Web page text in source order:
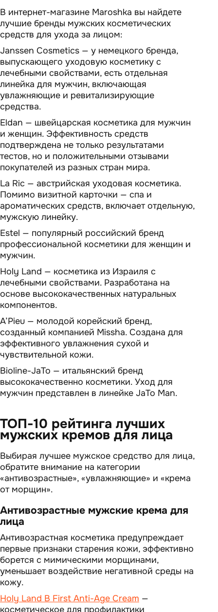
В интернет-магазине Maroshka вы найдете
лучшие бренды мужских косметических
средств для ухода за лицом:
Janssen Cosmetics — у немецкого бренда,
выпускающего уходовую косметику с
лечебными свойствами, есть отдельная
линейка для мужчин, включающая
увлажняющие и ревитализирующие
средства.
Eldan — швейцарская косметика для мужчин
и женщин. Эффективность средств
подтверждена не только результатами
тестов, но и положительными отзывами
покупателей из разных стран мира.
La Ric — австрийская уходовая косметика.
Помимо визитной карточки — спа и
ароматических средств, включает отдельную,
мужскую линейку.
Estel — популярный российский бренд
профессиональной косметики для женщин и
мужчин.
Holy Land — косметика из Израиля с
лечебными свойствами. Разработана на
основе высококачественных натуральных
компонентов.
A’Pieu — молодой корейский бренд,
созданный компанией Missha. Создана для
эффективного увлажнения сухой и
чувствительной кожи.
Bioline-JaTo — итальянский бренд
высококачественно косметики. Уход для
мужчин представлен в линейке JaTo Man.
ТОП-10 рейтинга лучших
мужских кремов для лица
Выбирая лучшее мужское средство для лица,
обратите внимание на категории
«антивозрастные», «увлажняющие» и «крема
от морщин».
Антивозрастные мужские крема для
лица
Антивозрастная косметика предупреждает
первые признаки старения кожи, эффективно
борется с мимическими морщинами,
уменьшает воздействие негативной среды на
кожу.
Holy Land B First Anti-Age Cream —
косметическое для профилактики